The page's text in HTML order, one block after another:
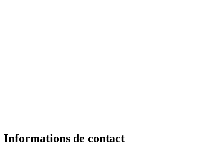
Informations de contact